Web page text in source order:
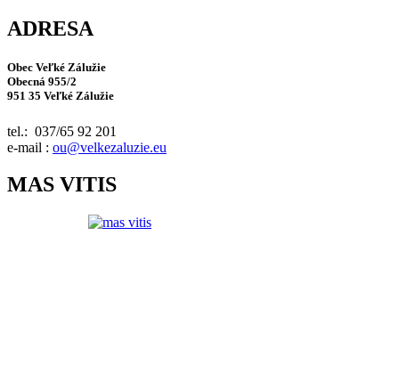
ADRESA
Obec Veľké Zálužie
Obecná 955/2
951 35 Veľké Zálužie
tel.: 037/65 92 201
e-mail : ou@velkezaluzie.eu
MAS VITIS